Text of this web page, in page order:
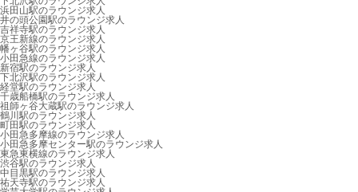
浜田山駅のラウンジ求人
井の頭公園駅のラウンジ求人
吉祥寺駅のラウンジ求人
京王新線のラウンジ求人
幡ヶ谷駅のラウンジ求人
小田急線のラウンジ求人
新宿駅のラウンジ求人
下北沢駅のラウンジ求人
経堂駅のラウンジ求人
千歳船橋駅のラウンジ求人
祖師ヶ谷大蔵駅のラウンジ求人
鶴川駅のラウンジ求人
町田駅のラウンジ求人
小田急多摩線のラウンジ求人
小田急多摩センター駅のラウンジ求人
東急東横線のラウンジ求人
渋谷駅のラウンジ求人
中目黒駅のラウンジ求人
祐天寺駅のラウンジ求人